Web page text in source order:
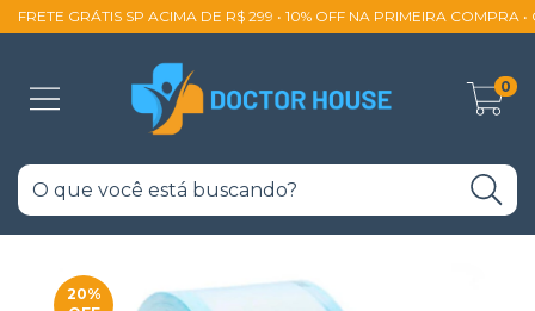
FRETE GRÁTIS SP ACIMA DE R$ 299 • 10% OFF NA PRIMEIRA COMPRA
0
20%